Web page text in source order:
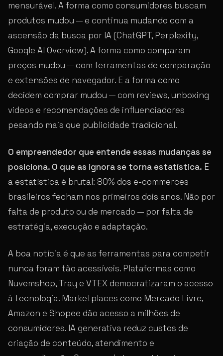
mensurável. A forma como consumidores buscam
produtos mudou — e continua mudando com a
ascensão da busca por IA (ChatGPT, Perplexity,
Google AI Overview). A forma como comparam
preços mudou — com ferramentas de comparação
e extensões de navegador. E a forma como
decidem comprar mudou — com reviews, unboxing
videos e recomendações de influenciadores
pesando mais que publicidade tradicional.
O empreendedor que entende essas mudanças se
posiciona. O que as ignora se torna estatística. E
a estatística é brutal: 80% dos e-commerces
brasileiros fecham nos primeiros dois anos. Não por
falta de produto ou de mercado — por falta de
estratégia, execução e adaptação.
A boa notícia é que as ferramentas para competir
nunca foram tão acessíveis. Plataformas como
Nuvemshop, Tray e VTEX democratizaram o acesso
à tecnologia. Marketplaces como Mercado Livre,
Amazon e Shopee dão acesso a milhões de
consumidores. IA generativa reduz custos de
criação de conteúdo, atendimento e